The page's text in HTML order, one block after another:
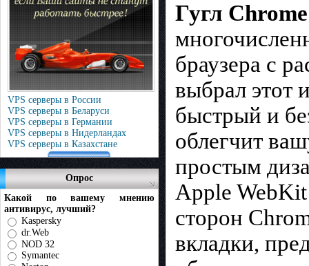
VPS серверы в России
VPS серверы в Беларуси
VPS серверы в Германии
VPS серверы в Нидерландах
VPS серверы в Казахстане
Опрос
Какой по вашему мнению
антивирус, лучший?
Kaspersky
dr.Web
NOD 32
Symantec
Гугл
браузера с
выбрал этот
быстрый и
облегчит
простым
Apple
сторон
вкладки,